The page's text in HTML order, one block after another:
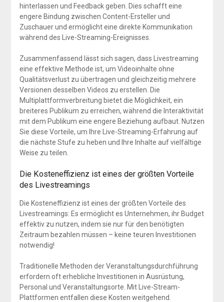
hinterlassen und Feedback geben. Dies schafft eine
engere Bindung zwischen Content-Ersteller und
Zuschauer und ermöglicht eine direkte Kommunikation
während des Live-Streaming-Ereignisses.
Zusammenfassend lässt sich sagen, dass Livestreaming
eine effektive Methode ist, um Videoinhalte ohne
Qualitätsverlust zu übertragen und gleichzeitig mehrere
Versionen desselben Videos zu erstellen. Die
Multiplattformverbreitung bietet die Möglichkeit, ein
breiteres Publikum zu erreichen, während die Interaktivität
mit dem Publikum eine engere Beziehung aufbaut. Nutzen
Sie diese Vorteile, um Ihre Live-Streaming-Erfahrung auf
die nächste Stufe zu heben und Ihre Inhalte auf vielfältige
Weise zu teilen.
Die Kosteneffizienz ist eines der größten Vorteile
des Livestreamings
Die Kosteneffizienz ist eines der größten Vorteile des
Livestreamings: Es ermöglicht es Unternehmen, ihr Budget
effektiv zu nutzen, indem sie nur für den benötigten
Zeitraum bezahlen müssen – keine teuren Investitionen
notwendig!
Traditionelle Methoden der Veranstaltungsdurchführung
erfordern oft erhebliche Investitionen in Ausrüstung,
Personal und Veranstaltungsorte. Mit Live-Stream-
Plattformen entfallen diese Kosten weitgehend.